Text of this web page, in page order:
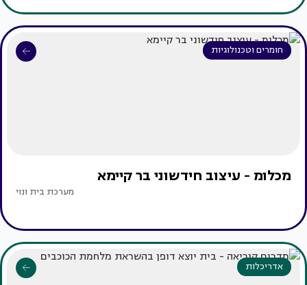
חומרים וטכנולוגיות
מכלומ - עיצוב חידשוני בר קיימא
מערכת בית ונוי
אדריכלות